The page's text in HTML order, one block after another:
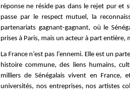
réponse ne réside pas dans le rejet pur et
passe par le respect mutuel, la
partenariats gagnant-gagnant, où le
prises à Paris, mais un acteur à part
La France n’est pas l’ennemi. Elle est un
histoire commune, des liens humains,
milliers de Sénégalais vivent en France,
universités, nos entreprises, nos artistes